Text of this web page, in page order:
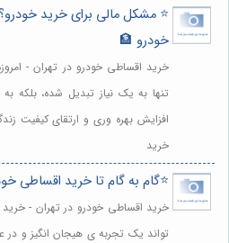
⭐️ مشکل مالی برای خرید
خودرو 🏦
خرید اقساطی خودرو در تهران -
تنها به یک نیاز تبدیل شده، بلکه به
افزایش بهره وری و ارتقای کیفیت
خرید
⭐️گام به گام تا خرید اقساطی
خرید اقساطی خودرو در تهران - خرید
تواند یک تجربه ی هیجان انگیز و در